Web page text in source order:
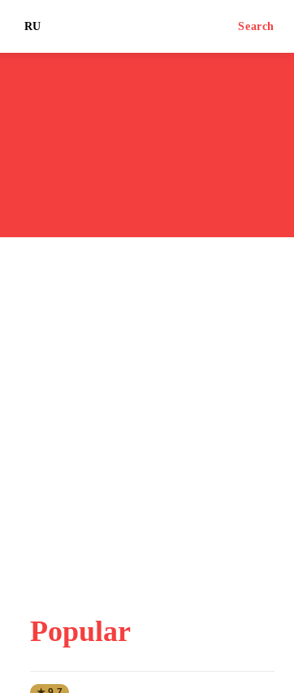
RU Search
Popular